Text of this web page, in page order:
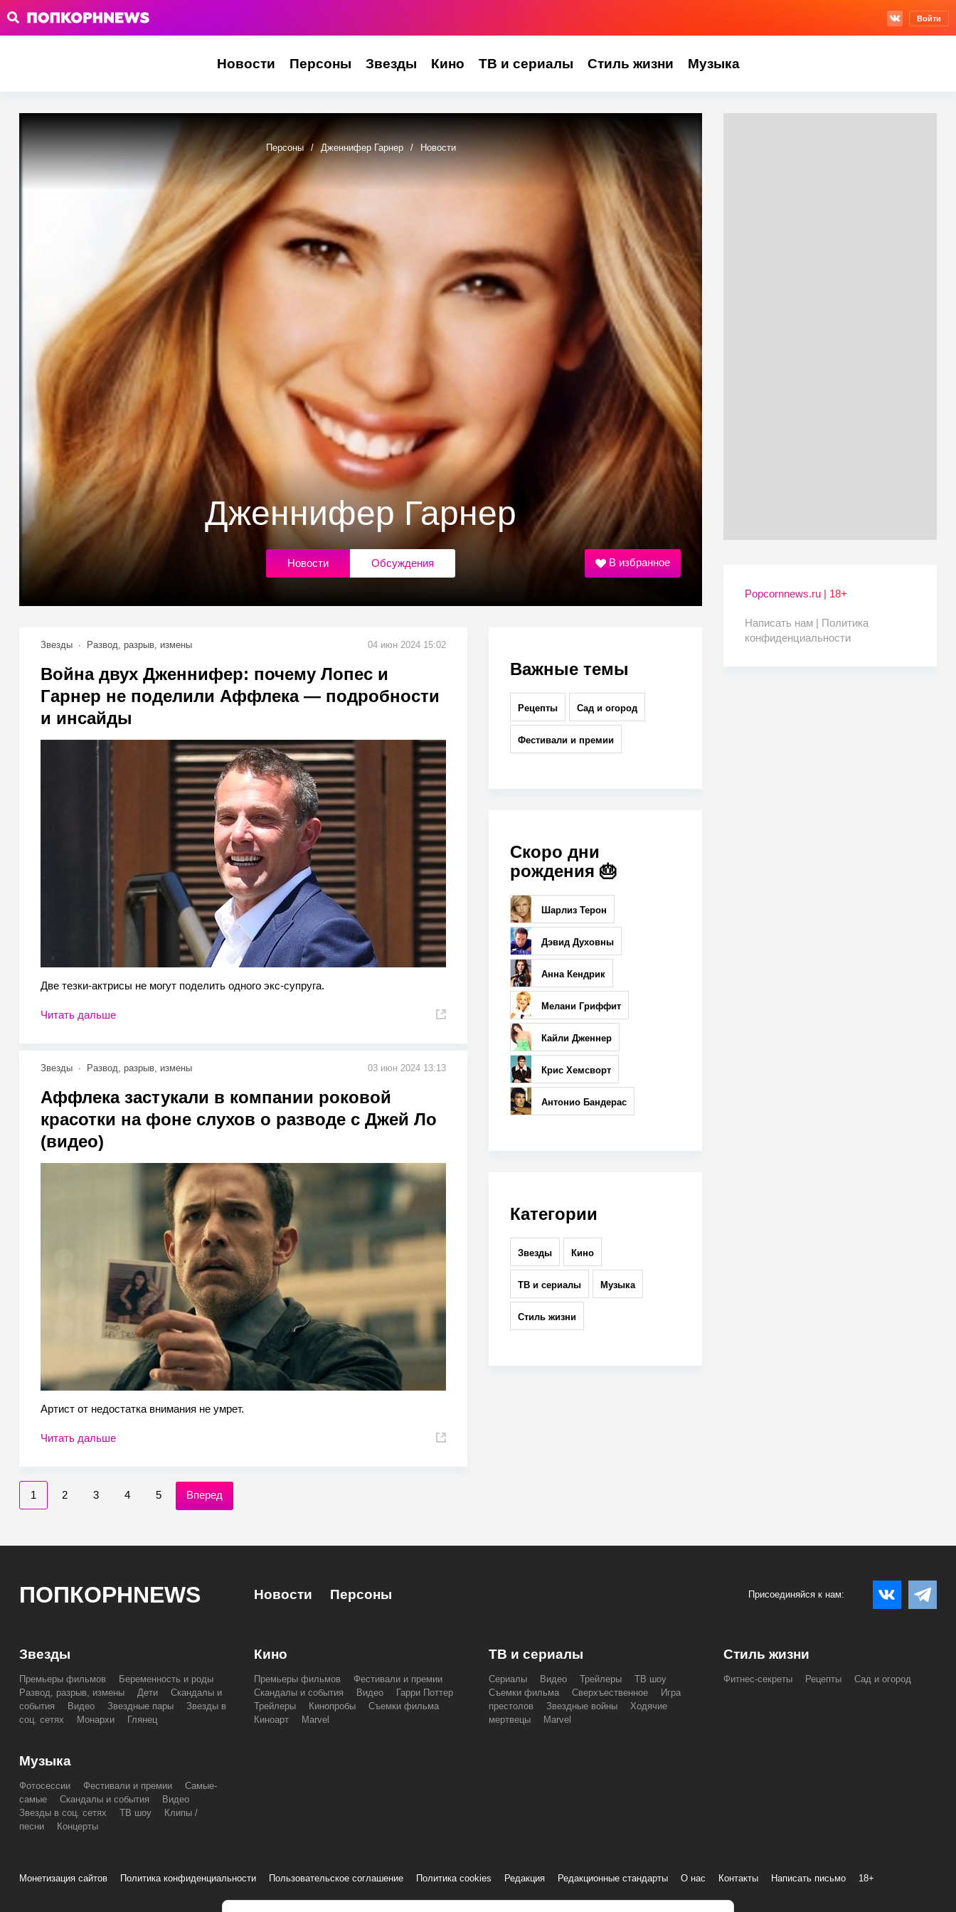
Войти
Новости Персоны Звезды Кино ТВ и сериалы Стиль жизни Музыка
Персоны / Дженнифер Гарнер / Новости
Дженнифер Гарнер
Новости Обсуждения В избранное
Звезды Развод, разрыв, измены 04 июн 2024 15:02
Война двух Дженнифер: почему Лопес и
Гарнер не поделили Аффлека — подробности
и инсайды
Две тезки-актрисы не могут поделить одного экс-супруга.
Читать дальше
Звезды Развод, разрыв, измены 03 июн 2024 13:13
Аффлека застукали в компании роковой
красотки на фоне слухов о разводе с Джей Ло
(видео)
Артист от недостатка внимания не умрет.
Читать дальше
Важные темы
Рецепты Сад и огород
Фестивали и премии
Скоро дни
рождения 🎂
Шарлиз Терон
Дэвид Духовны
Анна Кендрик
Мелани Гриффит
Кайли Дженнер
Крис Хемсворт
Антонио Бандерас
Категории
Звезды Кино
ТВ и сериалы Музыка
Стиль жизни
1 2 3 4 5 Вперед
Popcornnews.ru | 18+
Написать нам | Политика
конфиденциальности
ПОПКОРНNEWS Новости Персоны Присоединяйся к нам:
Звезды
Премьеры фильмов
Беременность и роды
Развод, разрыв, измены
Дети
Скандалы и
события
Видео Звездные пары
Звезды в
соц. сетях
Монархи Глянец
Кино
Премьеры фильмов
Фестивали и премии
Скандалы и события
Видео
Гарри Поттер
Трейлеры
Кинопробы
Съемки фильма
Киноарт
Marvel
ТВ и сериалы
Сериалы Видео Трейлеры
ТВ шоу
Съемки фильма
Сверхъественное
Игра
престолов
Звездные войны
Ходячие
мертвецы
Marvel
Стиль жизни
Фитнес-секреты Рецепты Сад и огород
Музыка
Фотосессии Фестивали и премии
Самые-
самые
Скандалы и события
Видео
Звезды в соц. сетях
ТВ шоу
Клипы /
песни
Концерты
Монетизация сайтов Политика конфиденциальности Пользовательское соглашение Политика cookies Редакция Редакционные стандарты О нас Контакты Написать письмо 18+